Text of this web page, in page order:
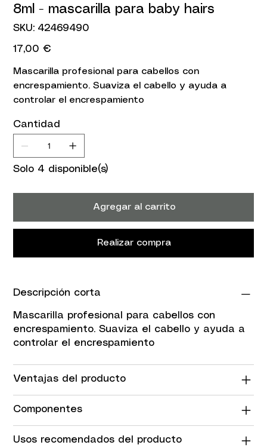
8ml - mascarilla para baby hairs
SKU:
SKU
42469490
42469490
Precio
17,00 €
Mascarilla profesional para cabellos con
encrespamiento. Suaviza el cabello y ayuda a
controlar el encrespamiento
Cantidad
Solo 4 disponible(s)
Agregar al carrito
Realizar compra
Descripción corta
Mascarilla profesional para cabellos con
encrespamiento. Suaviza el cabello y ayuda a
controlar el encrespamiento
Ventajas del producto
Componentes
Usos recomendados del producto